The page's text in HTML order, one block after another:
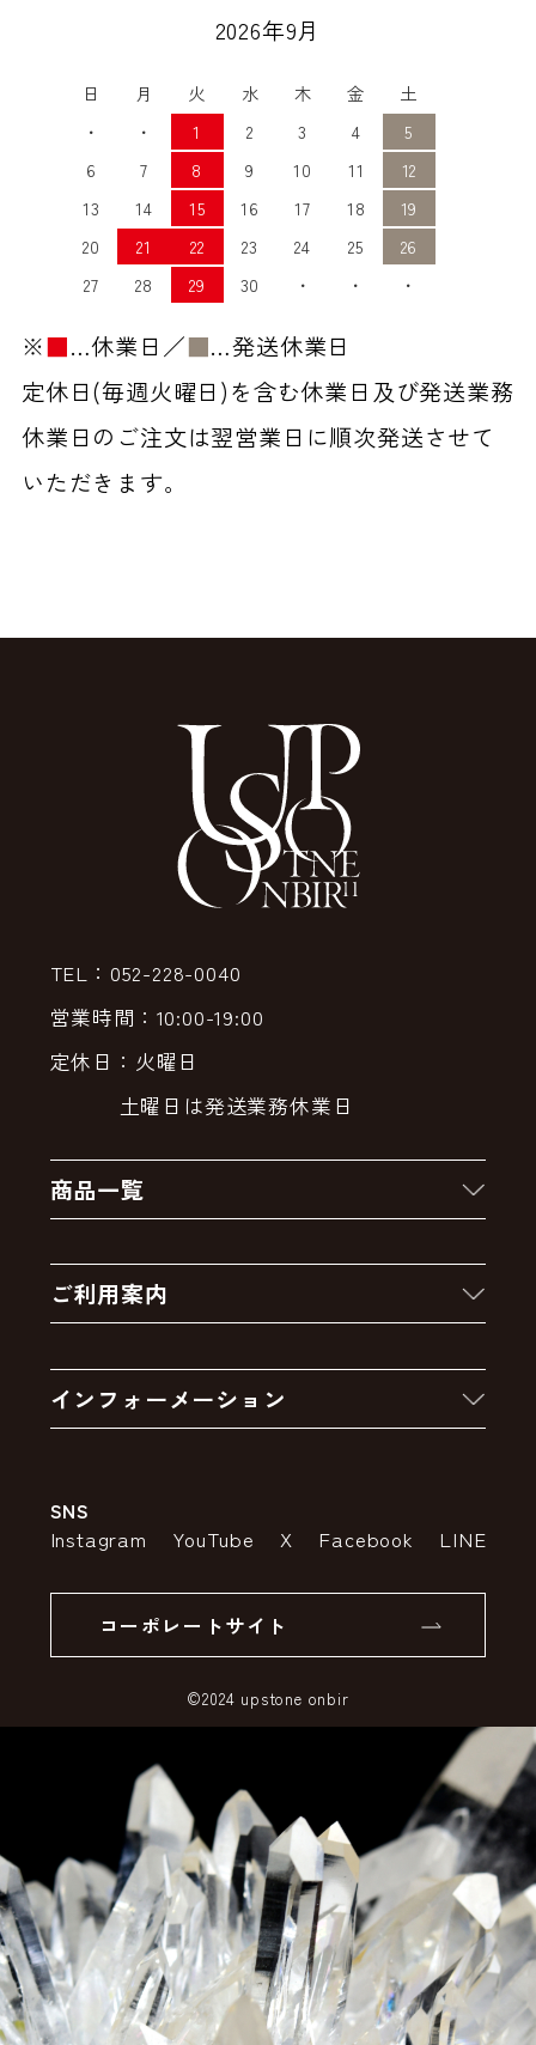
2026年9月
日 月 火 水 木 金
土
・
・ 1 2 3 4
5
6
7 8 9 10 11
12
13
14 15 16 17 18
19
20
21 22 23 24 25
26
27
28 29 30 ・ ・ ・
※■…休業日／■…発送休業日
定休日(毎週火曜日)を含む休業日及び発送業務
休業日のご注文は翌営業日に順次発送させて
いただきます。
TEL：052-228-0040
営業時間：10:00-19:00
定休日：火曜日
土曜日は発送業務休業日
商品一覧
クーポン
卸販売・大量注文
アウトレットセール
ご利用案内
お支払いについて
インフォーメーション
特定商取引法の表示
SSLサーバー証明書とは
SNS
Instagram YouTube X Facebook LINE
コーポレートサイト
©2024 upstone onbir